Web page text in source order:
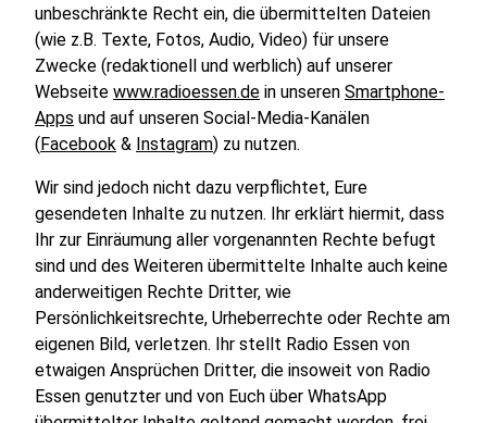
unbeschränkte Recht ein, die übermittelten Dateien
(wie z.B. Texte, Fotos, Audio, Video) für unsere
Zwecke (redaktionell und werblich) auf unserer
Webseite www.radioessen.de in unseren Smartphone-
Apps und auf unseren Social-Media-Kanälen
(Facebook & Instagram) zu nutzen.
Wir sind jedoch nicht dazu verpflichtet, Eure
gesendeten Inhalte zu nutzen. Ihr erklärt hiermit, dass
Ihr zur Einräumung aller vorgenannten Rechte befugt
sind und des Weiteren übermittelte Inhalte auch keine
anderweitigen Rechte Dritter, wie
Persönlichkeitsrechte, Urheberrechte oder Rechte am
eigenen Bild, verletzen. Ihr stellt Radio Essen von
etwaigen Ansprüchen Dritter, die insoweit von Radio
Essen genutzter und von Euch über WhatsApp